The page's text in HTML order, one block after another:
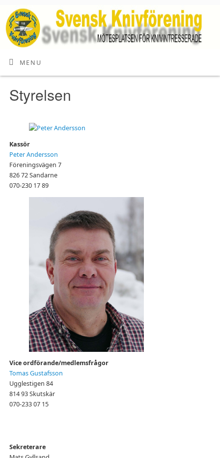
MENU
Styrelsen
Kassör
Peter Andersson
Föreningsvägen 7
826 72 Sandarne
070-230 17 89
Vice ordförande/medlemsfrågor
Tomas Gustafsson
Ugglestigen 84
814 93 Skutskär
070-233 07 15
Sekreterare